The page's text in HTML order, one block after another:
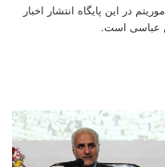
در این پایگاه انتشار اخبار
عباسی است.